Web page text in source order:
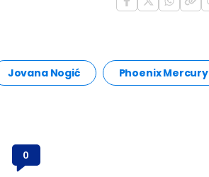
Jovana Nogić Phoenix Mercury
0